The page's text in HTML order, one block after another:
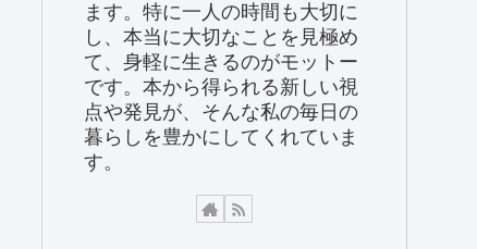
ます。特に一人の時間も大切に
し、本当に大切なことを見極め
て、身軽に生きるのがモットー
です。本から得られる新しい視
点や発見が、そんな私の毎日の
暮らしを豊かにしてくれていま
す。